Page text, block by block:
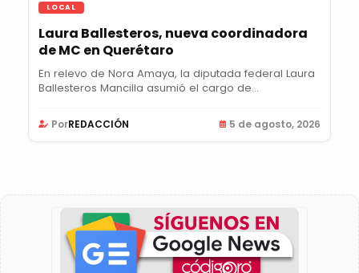
LOCAL
Laura Ballesteros, nueva coordinadora
de MC en Querétaro
En relevo de Nora Amaya, la diputada federal Laura
Ballesteros Mancilla asumió el cargo de...
PorREDACCIÓN 5 de agosto, 2026